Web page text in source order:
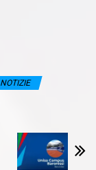
NOTIZIE